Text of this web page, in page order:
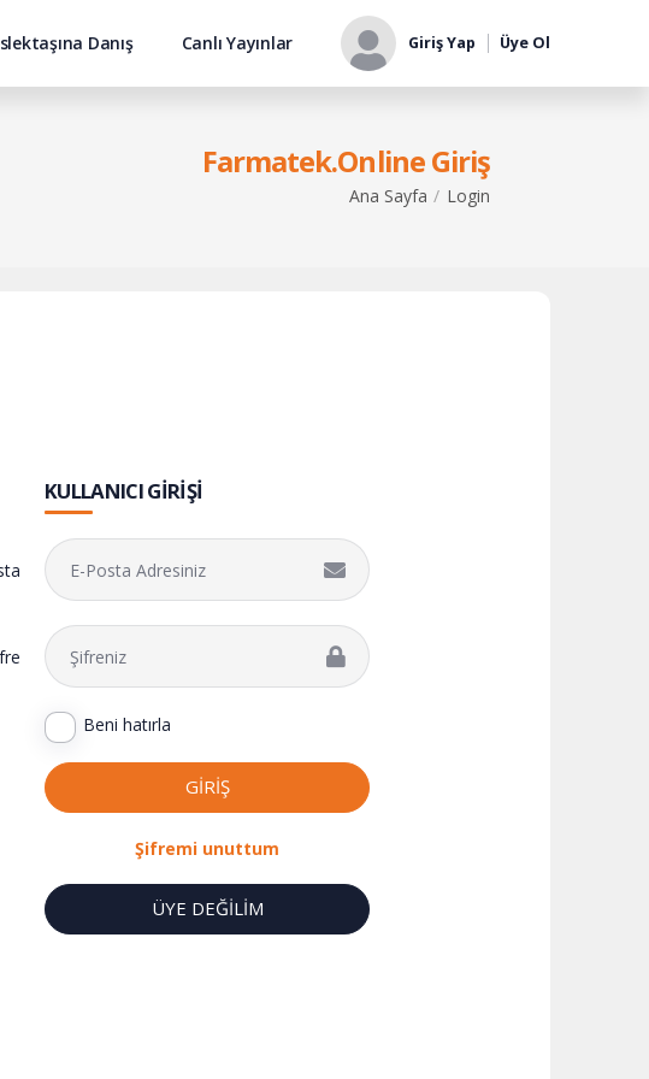
Danış Canlı Yayınlar Giriş Yap Üye Ol
Farmatek.Online Giriş
Ana Sayfa Login
KULLANICI GIRIŞI
Beni hatırla
GİRİŞ
Şifremi unuttum
ÜYE DEĞİLİM